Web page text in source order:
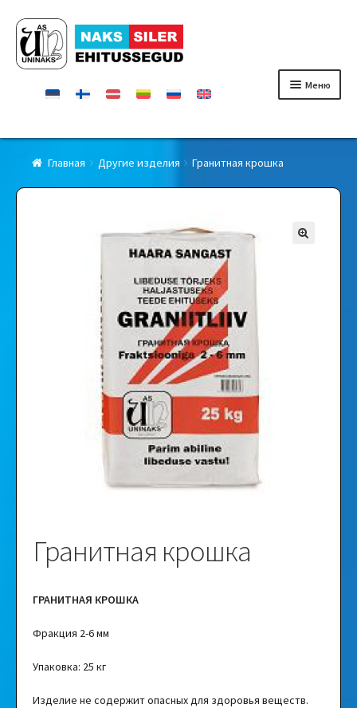
Перейти
к
навигации
Перейти
к
содержимому
Меню
Главная
Главная Другие изделия Гранитная крошка
Гранитная крошка
ГРАНИТНАЯ КРОШКА
Фракция 2-6 мм
Упаковка: 25 кг
Изделие не содержит опасных для здоровья веществ.